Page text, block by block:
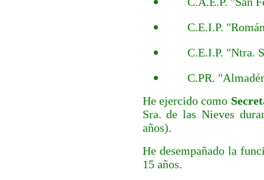
C.E.I.P.
C.E.I.P. "Ntra.
C.PR.
He ejercidocomo
Sra. de las Nieves
años).
He desempañado la
15 años.